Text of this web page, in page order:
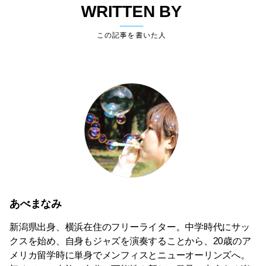
WRITTEN BY
この記事を書いた人
あべまなみ
新潟県出身、横浜在住のフリーライター。中学時代にサッ
クスを始め、自身もジャズを演奏することから、20歳のア
メリカ留学時に単身でメンフィスとニューオーリンズへ。